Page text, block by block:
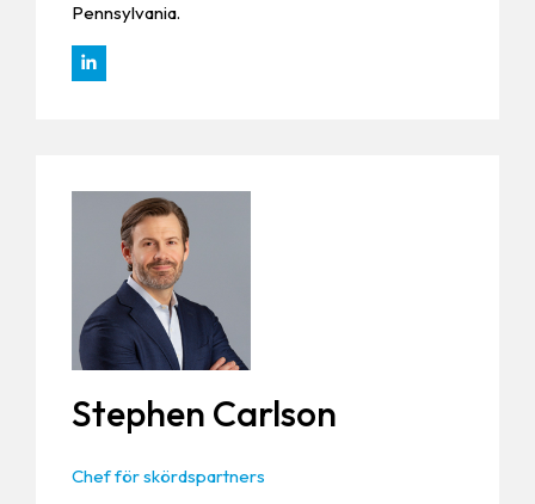
Pennsylvania.
Stephen Carlson
Chef för skördspartners